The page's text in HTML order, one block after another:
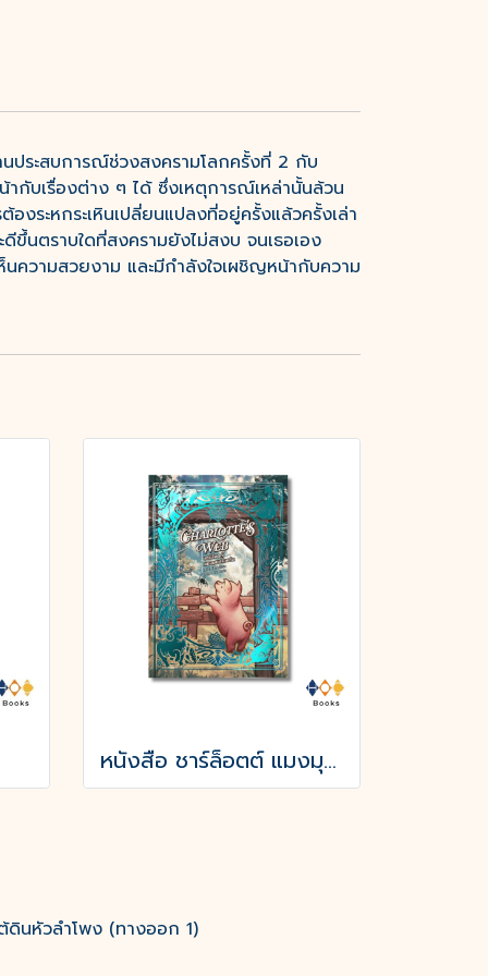
ประสบการณ์ช่วงสงครามโลกครั้งที่ 2 กับ
กับเรื่องต่าง ๆ ได้ ซึ่งเหตุการณ์เหล่านั้นล้วน
งระหกระเหินเปลี่ยนแปลงที่อยู่ครั้งแล้วครั้งเล่า
ขึ้นตราบใดที่สงครามยังไม่สงบ จนเธอเอง
ความสวยงาม และมีกำลังใจเผชิญหน้ากับความ
หนังสือ ชาร์ล็อตต์ แมงมุมเพื่อนรัก
นหัวลำโพง (ทางออก 1)